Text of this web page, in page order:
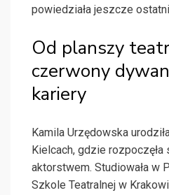
powiedziała jeszcze
Od planszy
czerwony
kariery
Kamila Urzędowska
Kielcach, gdzie
aktorstwem. Studiowała w
Szkole Teatralnej w